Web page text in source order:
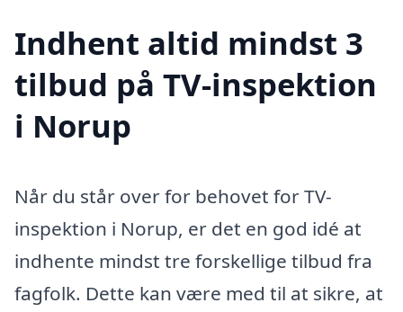
Indhent altid mindst 3
tilbud på TV-inspektion
i Norup
Når du står over for behovet for TV-
inspektion i Norup, er det en god idé at
indhente mindst tre forskellige tilbud fra
fagfolk. Dette kan være med til at sikre, at